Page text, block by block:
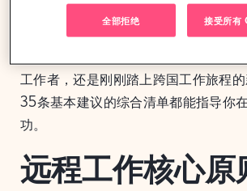
对于企业和专业人士来说，这场工作动
工作者，还是刚刚踏上跨国工作旅程
35条基本建议的综合清单都能指导你
功。
远程工作核心原
全部拒绝 接受所